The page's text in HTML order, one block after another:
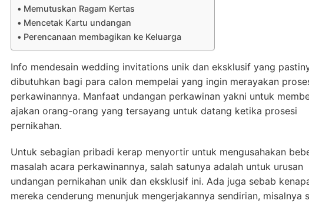
Memutuskan Ragam Kertas
Mencetak Kartu undangan
Perencanaan membagikan ke Keluarga
Info mendesain wedding invitations unik dan eksklusif yang
dibutuhkan bagi para calon mempelai yang ingin merayakan
perkawinannya. Manfaat undangan perkawinan yakni untuk
ajakan orang-orang yang tersayang untuk datang ketika prosesi
pernikahan.
Untuk sebagian pribadi kerap menyortir untuk mengusahakan
masalah acara perkawinannya, salah satunya adalah untuk urusan
undangan pernikahan unik dan eksklusif ini. Ada juga sebab
mereka cenderung menunjuk mengerjakannya sendirian, misalnya